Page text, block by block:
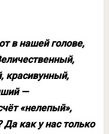
в нашей голове,
красивунный,
—
«нелепый»,
как у нас только